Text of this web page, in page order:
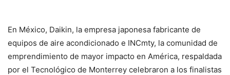
En México, Daikin, la empresa japonesa fabricante de
equipos de aire acondicionado e INCmty, la comunidad de
emprendimiento de mayor impacto en América, respaldada
por el Tecnológico de Monterrey celebraron a los finalistas